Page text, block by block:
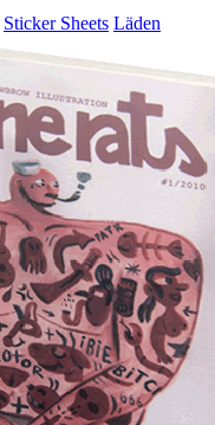
Sticker Sheets Läden